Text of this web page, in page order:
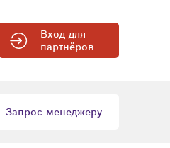
Вход для
партнёров
Запрос менеджеру